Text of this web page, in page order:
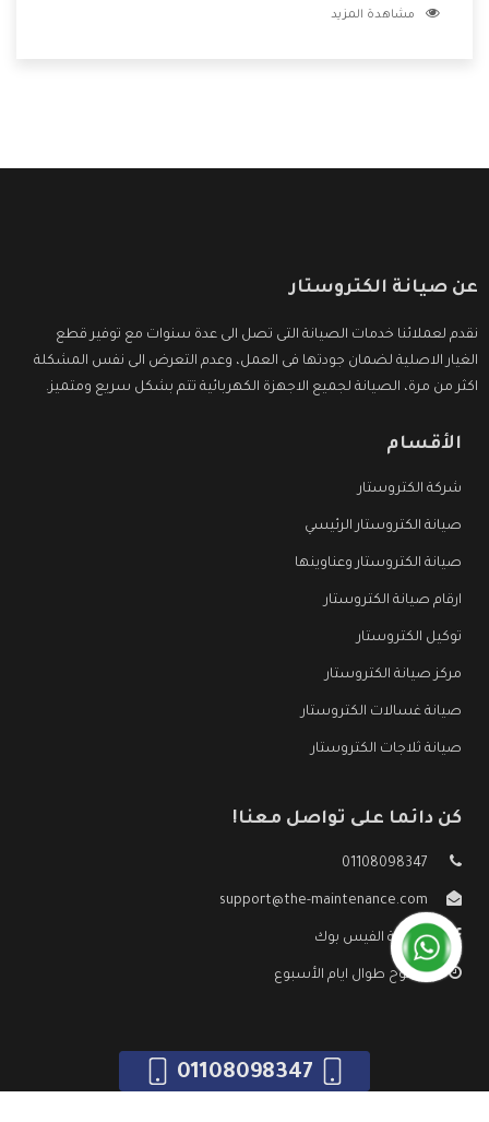
وتقدم للعملاء أقوى العروض والخصومات التى تسهل على
مشاهدة المزيد
عن صيانة الكتروستار
نقدم لعملائنا خدمات الصيانة التى تصل الى عدة سنوات مع توفير قطع
الغيار الاصلية لضمان جودتها فى العمل، وعدم التعرض الى نفس المشكلة
اكثر من مرة، الصيانة لجميع الاجهزة الكهربائية تتم بشكل سريع ومتميز.
الأقسام
شركة الكتروستار
صيانة الكتروستار الرئيسي
صيانة الكتروستار وعناوينها
ارقام صيانة الكتروستار
توكيل الكتروستار
مركز صيانة الكتروستار
صيانة غسالات الكتروستار
صيانة ثلاجات الكتروستار
كن دائما على تواصل معنا!
01108098347
support@the-maintenance.com
صفحة الفيس بوك
مفتوح طوال ايام الأسبوع
01108098347